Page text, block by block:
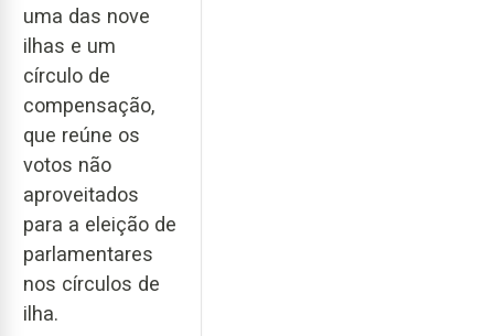
uma das nove
ilhas e um
círculo de
compensação,
que reúne os
votos não
aproveitados
para a eleição de
parlamentares
nos círculos de
ilha.